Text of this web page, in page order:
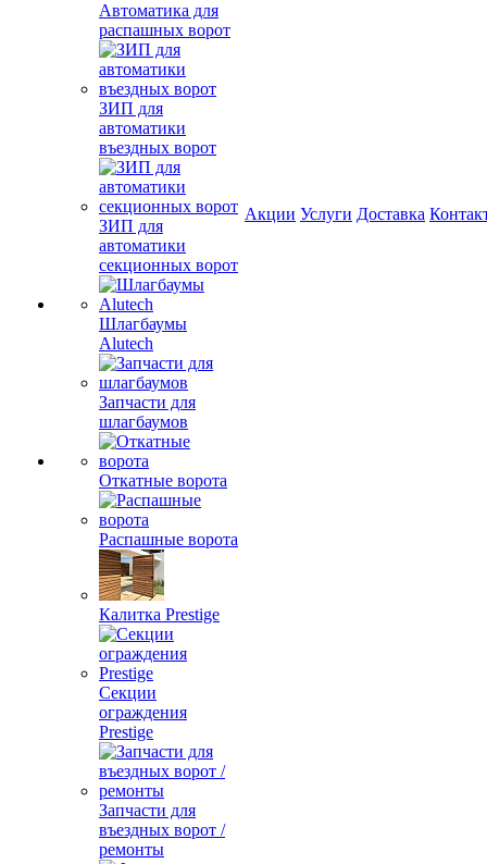
Автоматика для
распашных ворот
ЗИП для
автоматики
въездных ворот
ЗИП для
автоматики
секционных ворот
Шлагбаумы
Alutech
Запчасти для
шлагбаумов
Откатные ворота
Распашные ворота
Калитка Prestige
Секции
ограждения
Prestige
Запчасти для
въездных ворот /
ремонты
Акции Услуги Доставка